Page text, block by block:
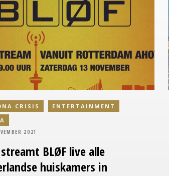
BLØF live alle
huiskamers in
CRISIS
ENTERTAINMENT
2021